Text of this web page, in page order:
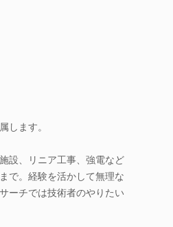
します。
設、リニア工事、強電など
で。経験を活かして無理な
ーチでは技術者のやりたい